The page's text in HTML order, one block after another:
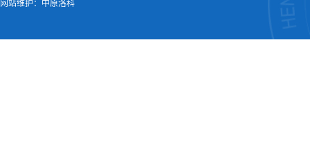
网站维护：中原洛科